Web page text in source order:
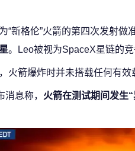
“新格伦”火箭的第四次发射做
。Leo被视为SpaceX星链的
火箭爆炸时并未搭载任何有效
息称， 火箭在测试期间发生